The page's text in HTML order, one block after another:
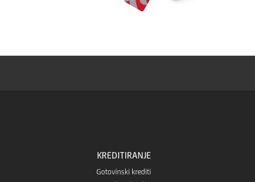
KREDITIRANJE
Gotovinski krediti